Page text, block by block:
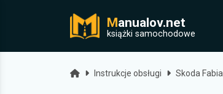
Manualov.net
książki samochodowe
Strona główna
Instrukcje obsługi Skoda Fabia